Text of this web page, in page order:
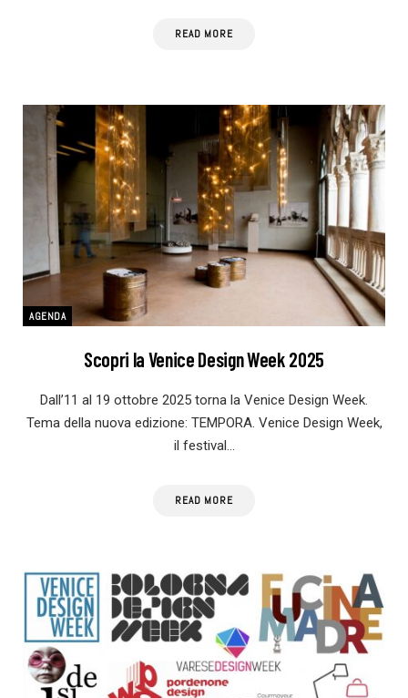
READ MORE
AGENDA
Scopri la Venice Design Week 2025
Dall’11 al 19 ottobre 2025 torna la Venice Design Week.
Tema della nuova edizione: TEMPORA. Venice Design Week,
il festival…
READ MORE